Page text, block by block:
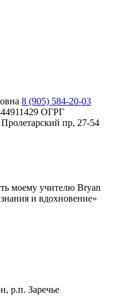
8 (905) 584-20-03
ОГРГ
пр, 27-54
моему учителю Bryan
и вдохновение»
р.п. Заречье